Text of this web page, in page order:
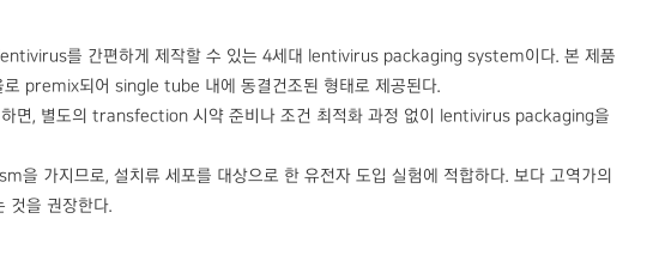
를 간편하게 제작할 수 있는 4세대 lentivirus packaging system이다. 본 제품
되어 single tube 내에 동결건조된 형태로 제공된다.
면, 별도의 transfection 시약 준비나 조건 최적화 과정 없이 lentivirus packaging을
가지므로, 설치류 세포를 대상으로 한 유전자 도입 실험에 적합하다. 보다 고역가의
을 권장한다.